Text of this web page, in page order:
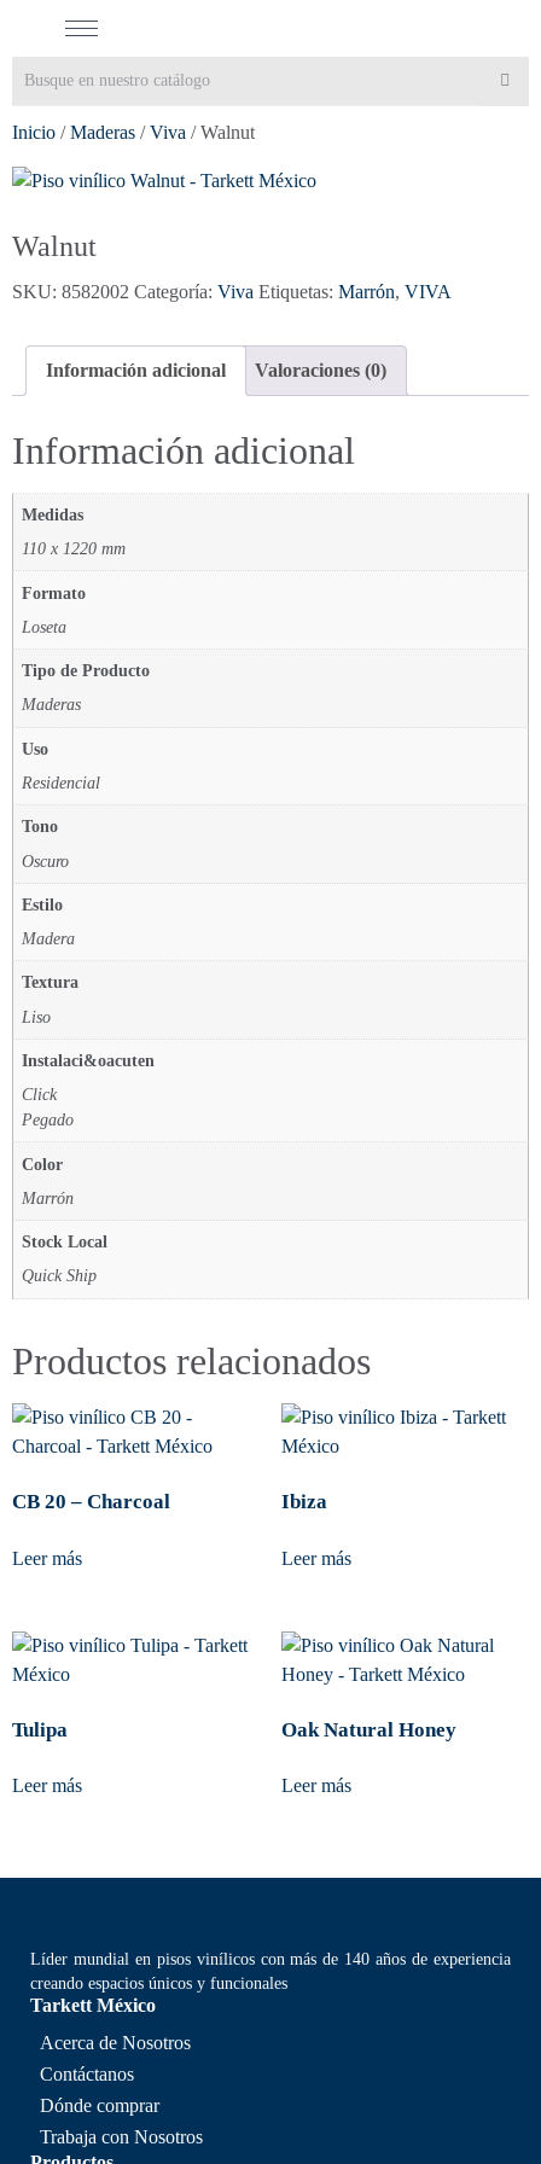
Inicio /Maderas /Viva / Walnut
Walnut
SKU: 8582002 Categoría: Viva Etiquetas: Marrón, VIVA
Información adicional Valoraciones (0)
Información adicional
Medidas
110 x 1220 mm
Formato
Loseta
Tipo de Producto
Maderas
Uso
Residencial
Tono
Oscuro
Estilo
Madera
Textura
Liso
Instalaci&oacuten
Click
Pegado
Color
Marrón
Stock Local
Quick Ship
Productos relacionados
CB 20 – Charcoal
Leer más
Ibiza
Leer más
Tulipa
Leer más
Oak Natural Honey
Leer más
Líder mundial en pisos vinílicos con más de 140 años de experiencia
creando espacios únicos y funcionales
Tarkett México
Acerca de Nosotros
Contáctanos
Dónde comprar
Trabaja con Nosotros